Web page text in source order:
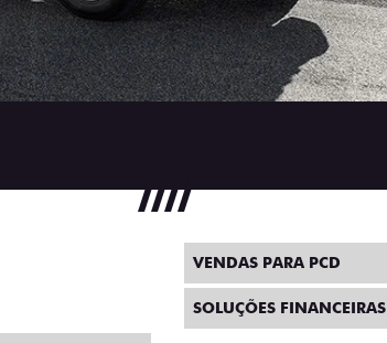
VENDAS PARA PCD
SOLUÇÕES FINANCEIRAS